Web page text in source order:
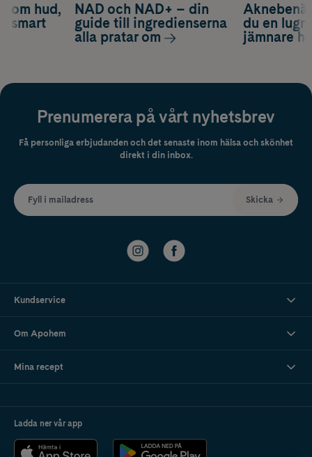
du en
jämnare
om hud,
smart
NAD och NAD+ – din
guide till ingredienserna
alla pratar om
Prenumerera på vårt nyhetsbrev
Få personliga erbjudanden och det senaste inom hälsa och skönhet
direkt i din inbox.
Fyll i mailadress Skicka
Kundservice
Om Apohem
Mina recept
Ladda ner vår app